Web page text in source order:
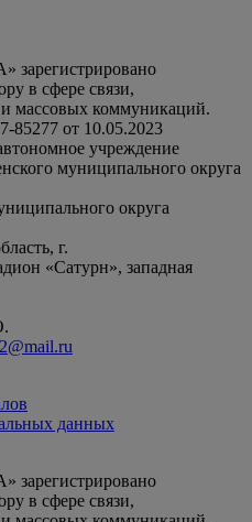
зарегистрировано
в сфере связи,
массовых коммуникаций.
от 10.05.2023
учреждение
муниципального округа
округа
г.
«Сатурн», западная
данных
зарегистрировано
в сфере связи,